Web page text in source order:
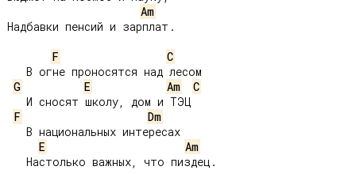
Am
Надбавки пенсий и зарплат.
F
C
G
E Am
C
F
Dm
E
Am